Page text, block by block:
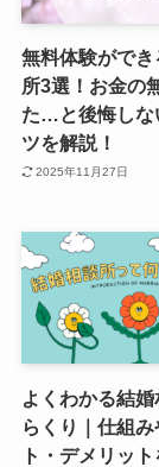
無料体験がで
所3選！お金の
た…と後悔しな
ツを解説！
2025年11月27日
よくわかる結
らくり｜仕組み
ト・デメリット